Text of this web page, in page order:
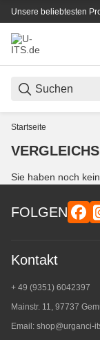
Unsere beliebtesten
Startseite
Sie haben noch
FOLGEN
Kontakt
+ 49 (9351) 6042397
Mainstr. 11, 97737
Email: shop@urganci-